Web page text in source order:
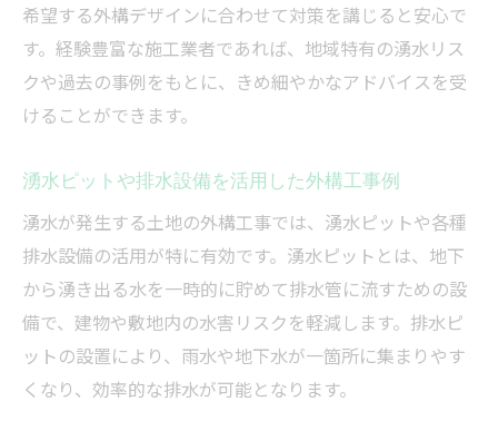
希望する外構デザインに合わせて対策を講じると安心で
す。経験豊富な施工業者であれば、地域特有の湧水リス
クや過去の事例をもとに、きめ細やかなアドバイスを受
けることができます。
湧水ピットや排水設備を活用した外構工事例
湧水が発生する土地の外構工事では、湧水ピットや各種
排水設備の活用が特に有効です。湧水ピットとは、地下
から湧き出る水を一時的に貯めて排水管に流すための設
備で、建物や敷地内の水害リスクを軽減します。排水ピ
ットの設置により、雨水や地下水が一箇所に集まりやす
くなり、効率的な排水が可能となります。